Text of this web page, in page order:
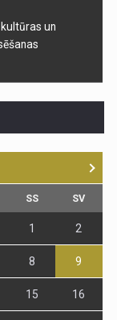
un
SS SV
1 2
8 9
15 16